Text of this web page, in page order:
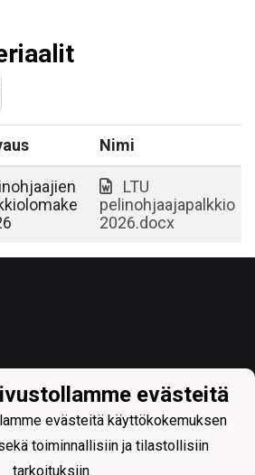
Nimi
LTU
pelinohjaajapalkkio
2026.docx
evästeitä
evästeitä käyttökokemuksen
toiminnallisiin ja tilastollisiin
tarkoituksiin.